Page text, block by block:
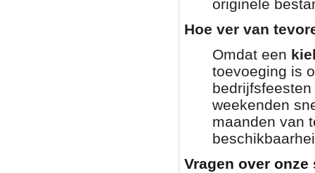
originele
Hoe ver van
Omdat een
toevoeging is
weekenden
maanden van
Vragen over onze